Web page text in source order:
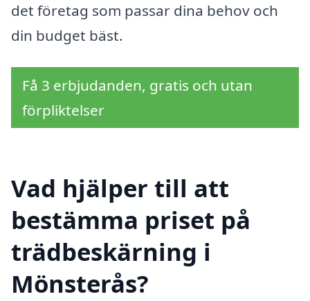
det företag som passar dina behov och
din budget bäst.
Få 3 erbjudanden, gratis och utan
förpliktelser
Vad hjälper till att
bestämma priset på
trädbeskärning i
Mönsterås?